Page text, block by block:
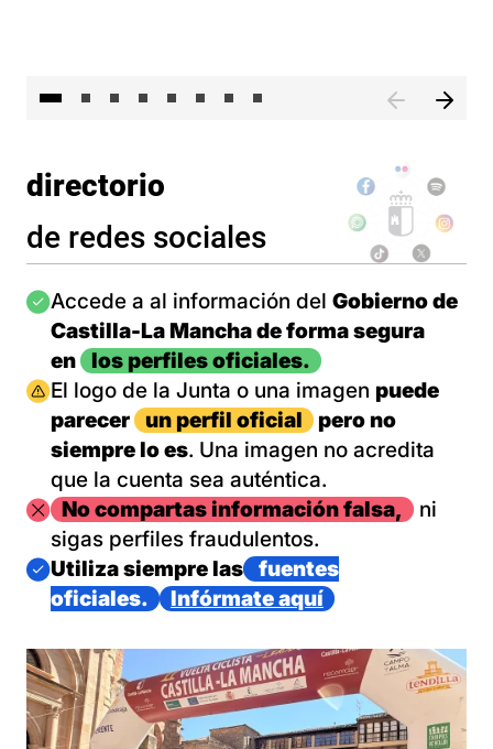
directorio
de redes sociales
Imagen
Accede a al información del Gobierno de
Castilla-La Mancha de forma segura
en
los perfiles oficiales.
Imagen
El logo de la Junta o una imagen puede
parecer
un perfil oficial
pero no
siempre lo es. Una imagen no acredita
que la cuenta sea auténtica.
ImagenNo compartas información falsa,
ni
sigas perfiles fraudulentos.
Imagen
Utiliza siempre las
fuentes
oficiales.
Infórmate aquí